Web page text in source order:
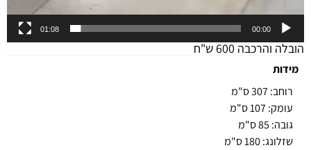
00:00
01:08
הובלה והרכבה 600 ש"ח
מידות
רוחב: 307 ס"מ
עומק: 107 ס"מ
גובה: 85 ס"מ
שזלונג: 180 ס"מ